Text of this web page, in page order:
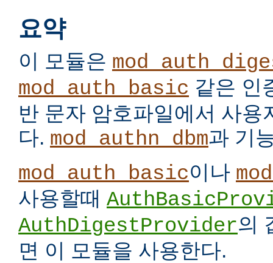
요약
이 모듈은
mod_auth_basic 같은 인
반 문자 암호파일에서 사용
다. mod_authn_dbm과 기
mod_auth_basic이나
사용할때
AuthDigestProvider의
면 이 모듈을 사용한다.